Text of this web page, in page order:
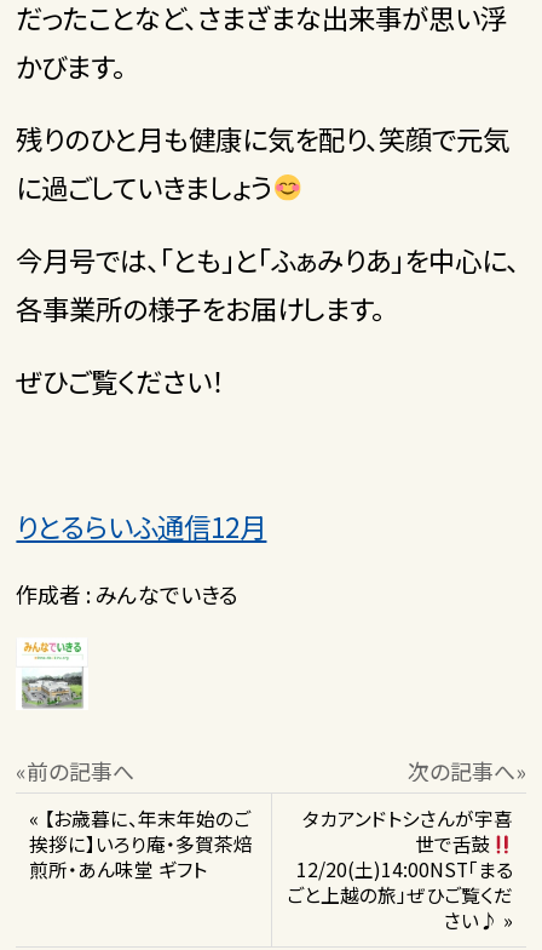
だったことなど、さまざまな出来事が思い浮
かびます。
残りのひと月も健康に気を配り、笑顔で元気
に過ごしていきましょう
今月号では、「とも」と「ふぁみりあ」を中心に、
各事業所の様子をお届けします。
ぜひご覧ください！
りとるらいふ通信12月
作成者 : みんなでいきる
«前の記事へ 次の記事へ»
« 【お歳暮に、年末年始のご
挨拶に】いろり庵・多賀茶焙
煎所・あん味堂 ギフト
タカアンドトシさんが宇喜
世で舌鼓
12/20(土)14:00NST「まる
ごと上越の旅」ぜひご覧くだ
さい♪ »